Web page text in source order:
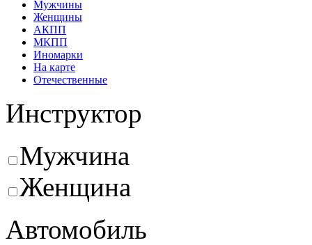
Мужчины
Женщины
АКПП
МКПП
Иномарки
На карте
Отечественные
Инструктор
Мужчина
Женщина
Автомобиль